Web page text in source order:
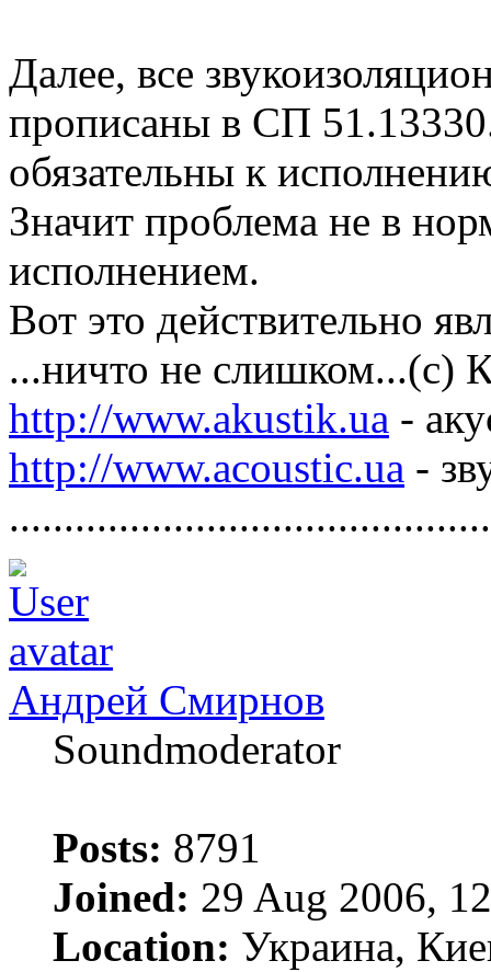
Далее, все
прописаны в СП
обязательны к
Значит проблема не в
исполнением.
Вот это действительно
...ничто не слишком...(с)
http://www.akustik.ua -
http://www.acoustic.ua -
............................................
Андрей Смирнов
Soundmoderator
Posts: 8791
Joined: 29 Aug 2006,
Location: Украина,